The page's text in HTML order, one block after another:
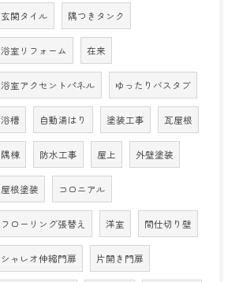
玄関タイル 隅つきタンク
浴室リフォーム 在来
浴室アクセントパネル ゆったりバスタブ
浴槽 自動湯はり 塗装工事 瓦屋根
隅棟 防水工事 屋上 外壁塗装
屋根塗装 コロニアル
フローリング張替え 洋室 間仕切り壁
シャレオ伸縮門扉 片開き門扉